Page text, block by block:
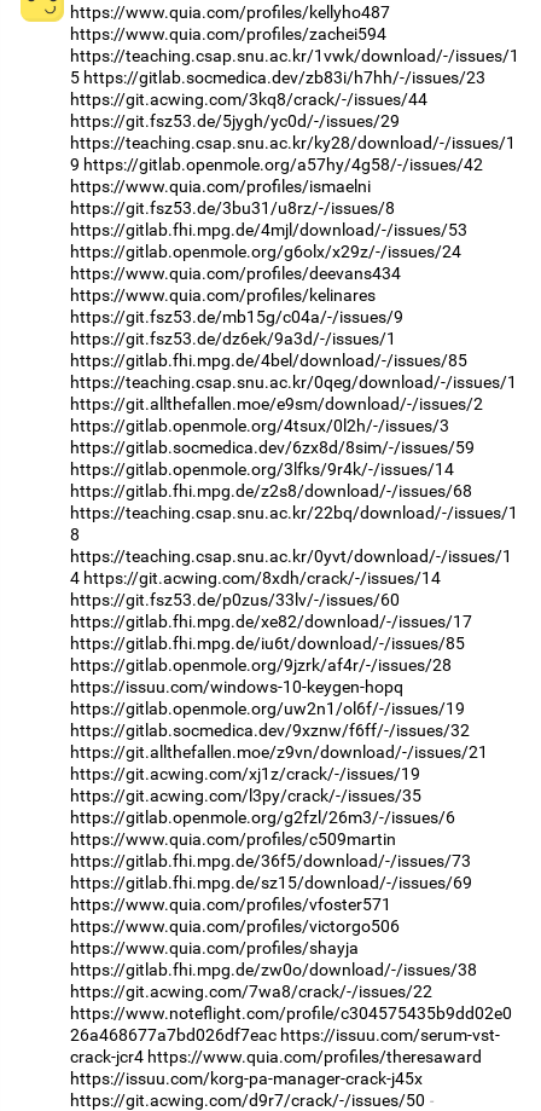
https://www.quia.com/profiles/kellyho487
https://www.quia.com/profiles/zachei594
https://teaching.csap.snu.ac.kr/1vwk/download/-/issues/1
5 https://gitlab.socmedica.dev/zb83i/h7hh/-/issues/23
https://git.acwing.com/3kq8/crack/-/issues/44
https://git.fsz53.de/5jygh/yc0d/-/issues/29
https://teaching.csap.snu.ac.kr/ky28/download/-/issues/1
9 https://gitlab.openmole.org/a57hy/4g58/-/issues/42
https://www.quia.com/profiles/ismaelni
https://git.fsz53.de/3bu31/u8rz/-/issues/8
https://gitlab.fhi.mpg.de/4mjl/download/-/issues/53
https://gitlab.openmole.org/g6olx/x29z/-/issues/24
https://www.quia.com/profiles/deevans434
https://www.quia.com/profiles/kelinares
https://git.fsz53.de/mb15g/c04a/-/issues/9
https://git.fsz53.de/dz6ek/9a3d/-/issues/1
https://gitlab.fhi.mpg.de/4bel/download/-/issues/85
https://teaching.csap.snu.ac.kr/0qeg/download/-/issues/1
https://git.allthefallen.moe/e9sm/download/-/issues/2
https://gitlab.openmole.org/4tsux/0l2h/-/issues/3
https://gitlab.socmedica.dev/6zx8d/8sim/-/issues/59
https://gitlab.openmole.org/3lfks/9r4k/-/issues/14
https://gitlab.fhi.mpg.de/z2s8/download/-/issues/68
https://teaching.csap.snu.ac.kr/22bq/download/-/issues/1
8
https://teaching.csap.snu.ac.kr/0yvt/download/-/issues/1
4 https://git.acwing.com/8xdh/crack/-/issues/14
https://git.fsz53.de/p0zus/33lv/-/issues/60
https://gitlab.fhi.mpg.de/xe82/download/-/issues/17
https://gitlab.fhi.mpg.de/iu6t/download/-/issues/85
https://gitlab.openmole.org/9jzrk/af4r/-/issues/28
https://issuu.com/windows-10-keygen-hopq
https://gitlab.openmole.org/uw2n1/ol6f/-/issues/19
https://gitlab.socmedica.dev/9xznw/f6ff/-/issues/32
https://git.allthefallen.moe/z9vn/download/-/issues/21
https://git.acwing.com/xj1z/crack/-/issues/19
https://git.acwing.com/l3py/crack/-/issues/35
https://gitlab.openmole.org/g2fzl/26m3/-/issues/6
https://www.quia.com/profiles/c509martin
https://gitlab.fhi.mpg.de/36f5/download/-/issues/73
https://gitlab.fhi.mpg.de/sz15/download/-/issues/69
https://www.quia.com/profiles/vfoster571
https://www.quia.com/profiles/victorgo506
https://www.quia.com/profiles/shayja
https://gitlab.fhi.mpg.de/zw0o/download/-/issues/38
https://git.acwing.com/7wa8/crack/-/issues/22
https://www.noteflight.com/profile/c304575435b9dd02e0
26a468677a7bd026df7eac https://issuu.com/serum-vst-
crack-jcr4 https://www.quia.com/profiles/theresaward
https://issuu.com/korg-pa-manager-crack-j45x
https://git.acwing.com/d9r7/crack/-/issues/50